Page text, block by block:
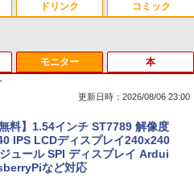
P40i オフホワイト
P31i ブラック
feat. Flo Milli, ATL Jacob
feat. Flo Milli, ATL Jacob
ドリンク
限定】 い・ろ・は・す 2L P
レス ×8本
天然水 ラベルレス 500ml ×24本
コミック
りごと 17巻 (デジタル版ビッグガ
ックス)
酒屋「のぶ」(22) (角川コミックス・
価】中古 VAIO Core i7 1065G7 第
メモリ8GB SSD256GB 14イ
ルHD Windows11 Home WEBカ
LAN VJPK13C11N 1年保証 レ
100%ポイント】超小型筐体 ミ
ン HP ProDesk 800 G2 DM 第6
メモリ:8GB 新品SSD:256G
デュアルストレージ USB
モニター
更新日時：2026/08/06 23:00
無料】1.54インチ ST7789 解像度
IPS LCDディスプレイ240x240
ュール SPI ディスプレイ Ardui
など対応
本